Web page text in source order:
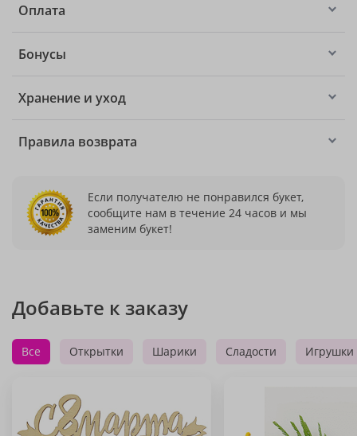
Оплата
Бонусы
Хранение и уход
Правила возврата
Если получателю не понравился букет,
сообщите нам в течение 24 часов и мы
заменим букет!
Добавьте к заказу
Все Открытки Шарики Сладости Игрушки